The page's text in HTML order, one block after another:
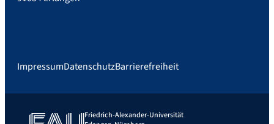
ImpressumDatenschutzBarrierefreiheit
Friedrich-Alexander-Universität